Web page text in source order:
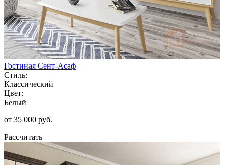
Гостиная Сент-Асаф
Стиль:
Классический
Цвет:
Белый
от 35 000 руб.
Рассчитать